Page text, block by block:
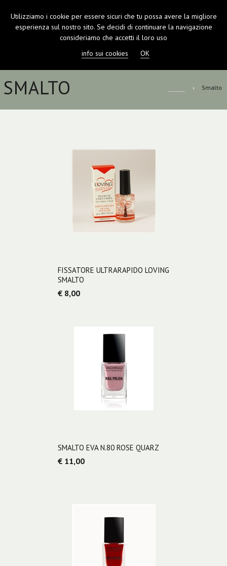
SMALTO Smalto
FISSATORE ULTRARAPIDO LOVING
SMALTO
€ 8,00
SMALTO EVA N.80 ROSE QUARZ
€ 11,00
Utilizziamo i cookie per essere sicuri che tu possa avere la migliore
esperienza sul nostro sito. Se decidi di continuare la navigazione
consideriamo che accetti il loro uso
info sui cookies
OK